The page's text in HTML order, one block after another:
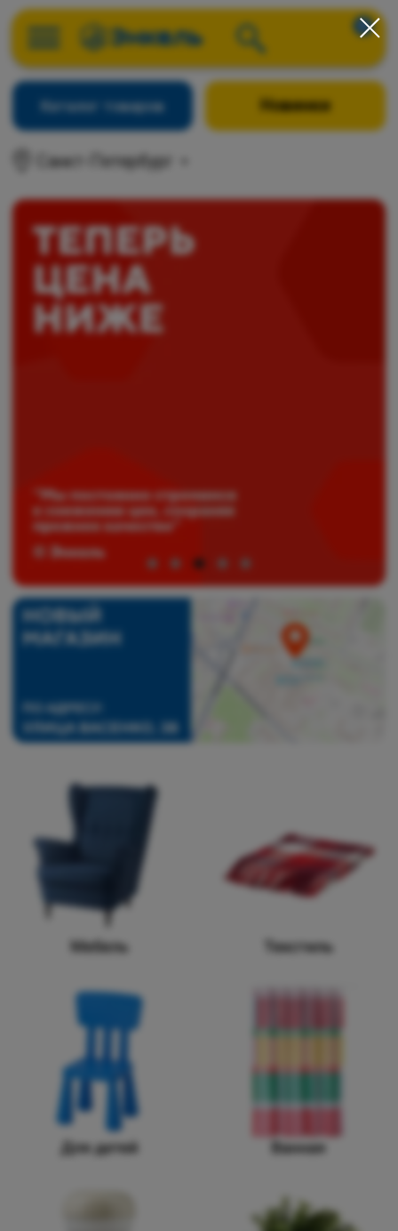
Каталог товаров Новинки
Санкт-Петербург